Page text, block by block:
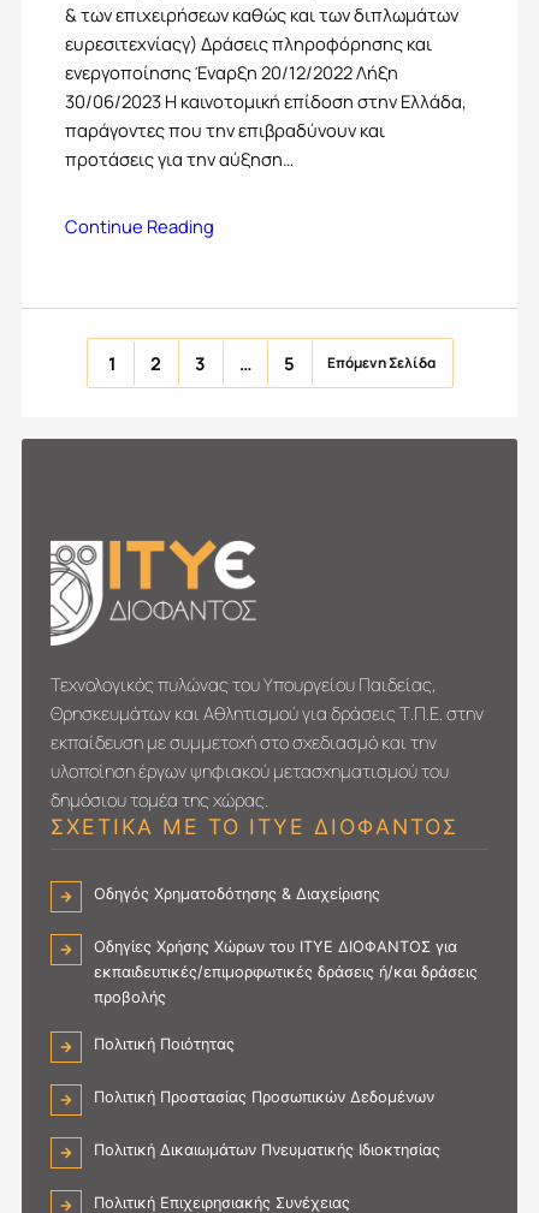
& των επιχειρήσεων καθώς και των διπλωμάτων
ευρεσιτεχνίαςγ) Δράσεις πληροφόρησης και
ενεργοποίησης Έναρξη 20/12/2022 Λήξη
30/06/2023 Η καινοτομική επίδοση στην Ελλάδα,
παράγοντες που την επιβραδύνουν και
προτάσεις για την αύξηση…
Continue Reading
1 2 3 … 5 Επόμενη Σελίδα
Τεχνολογικός πυλώνας του Υπουργείου Παιδείας,
Θρησκευμάτων και Αθλητισμού για δράσεις Τ.Π.Ε. στην
εκπαίδευση με συμμετοχή στο σχεδιασμό και την
υλοποίηση έργων ψηφιακού μετασχηματι­σμού του
δημόσιου τομέα της χώρας.
ΣΧΕΤΙΚΑ ΜΕ ΤΟ ΙΤΥΕ ΔΙΟΦΑΝΤΟΣ
Οδηγός Χρηματοδότησης & Διαχείρισης
Οδηγίες Χρήσης Χώρων του ΙΤΥΕ ΔΙΟΦΑΝΤΟΣ για
εκπαιδευτικές/επιμορφωτικές δράσεις ή/και δράσεις
προβολής
Πολιτική Ποιότητας
Πολιτική Προστασίας Προσωπικών Δεδομένων
Πολιτική Δικαιωμάτων Πνευματικής Ιδιοκτησίας
Πολιτική Επιχειρησιακής Συνέχειας